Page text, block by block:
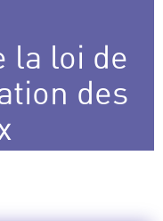
la loi de
des